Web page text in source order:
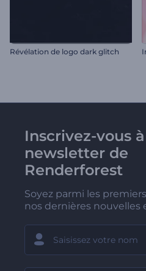
Révélation de logo dark glitch
Inscrivez-vous
newsletter de
Renderforest
Soyez parmi les
nos dernières nouvelles